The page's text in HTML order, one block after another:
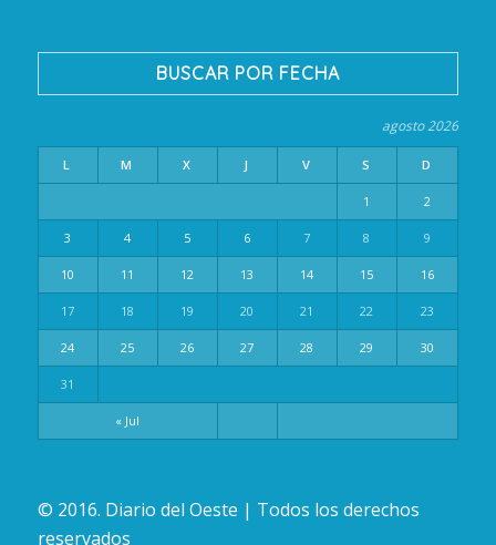
BUSCAR POR FECHA
agosto 2026
L M X J V S D
« Jul
1 2
3 4 5 6 7 8 9
10 11 12 13 14 15 16
17 18 19 20 21 22 23
24 25 26 27 28 29 30
31
© 2016. Diario del Oeste | Todos los derechos
reservados